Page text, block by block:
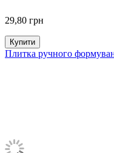
29,80 грн
Купити
Плитка ручного